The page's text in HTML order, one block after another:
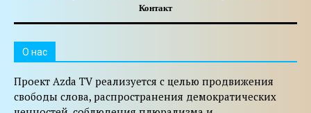
Контакт
O нас
Проект Azda TV реализуется с целью продвижения
свободы слова, распространения демократических